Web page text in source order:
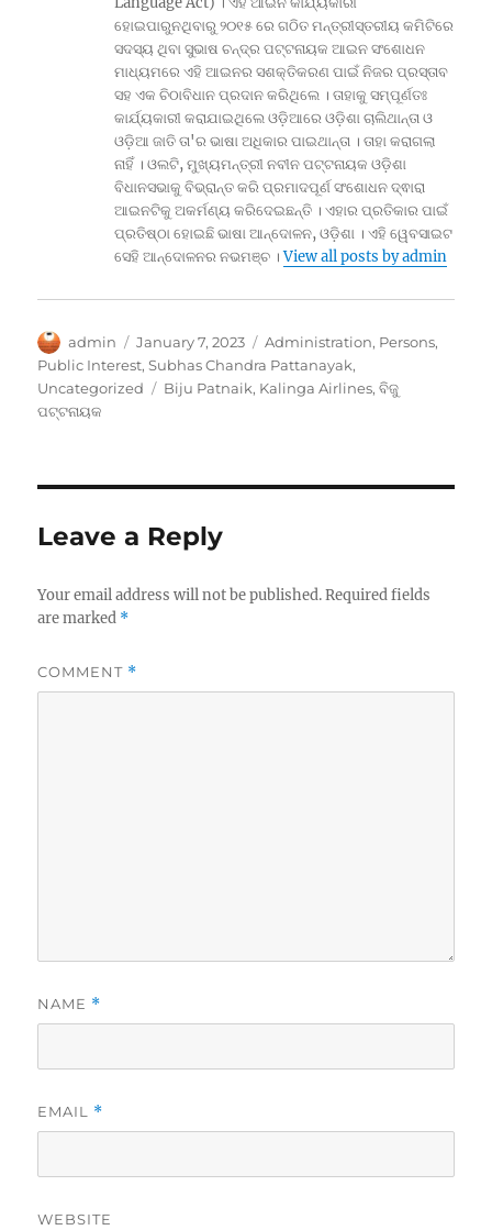
ହୋଇପାରୁନଥିବାରୁ ୨୦୧୫ ରେ ଗଠିତ ମନ୍ତ୍ରୀସ୍ତରୀୟ କମିଟିରେ
ସଦସ୍ୟ ଥିବା ସୁଭାଷ ଚନ୍ଦ୍ର ପଟ୍ଟନାୟକ ଆଇନ ସଂଶୋଧନ
ମାଧ୍ୟମରେ ଏହି ଆଇନର ସଶକ୍ତିକରଣ ପାଇଁ ନିଜର ପ୍ରସ୍ତାବ
ସହ ଏକ ଚିଠାବିଧାନ ପ୍ରଦାନ କରିଥିଲେ । ତାହାକୁ ସମ୍ପୂର୍ଣତଃ
କାର୍ଯ୍ୟକାରୀ କରାଯାଇଥିଲେ ଓଡ଼ିଆରେ ଓଡ଼ିଶା ଚାଲିଥାନ୍ତା ଓ
ଓଡ଼ିଆ ଜାତି ତା'ର ଭାଷା ଅଧିକାର ପାଇଥାନ୍ତା । ତାହା କରାଗଲା
ନାହିଁ । ଓଲଟି, ମୁଖ୍ୟମନ୍ତ୍ରୀ ନବୀନ ପଟ୍ଟନାୟକ ଓଡ଼ିଶା
ବିଧାନସଭାକୁ ବିଭ୍ରାନ୍ତ କରି ପ୍ରମାଦପୂର୍ଣ ସଂଶୋଧନ ଦ୍ଵାରା
ଆଇନଟିକୁ ଅକର୍ମଣ୍ୟ କରିଦେଇଛନ୍ତି । ଏହାର ପ୍ରତିକାର ପାଇଁ
ପ୍ରତିଷ୍ଠା ହୋଇଛି ଭାଷା ଆନ୍ଦୋଳନ, ଓଡ଼ିଶା । ଏହି ୱେବସାଇଟ
ସେହି ଆନ୍ଦୋଳନର ନଭମଞ୍ଚ ।View all posts by admin
Author
admin
Posted
on
January 7, 2023 Categories
Administration, Persons,
Public Interest,Subhas Chandra Pattanayak,
Uncategorized
Tags
Biju Patnaik, Kalinga Airlines,ବିଜୁ
ପଟ୍ଟନାୟକ
Leave a Reply
Your email address will not be published. Required fields
are marked *
COMMENT *
NAME *
EMAIL *
WEBSITE